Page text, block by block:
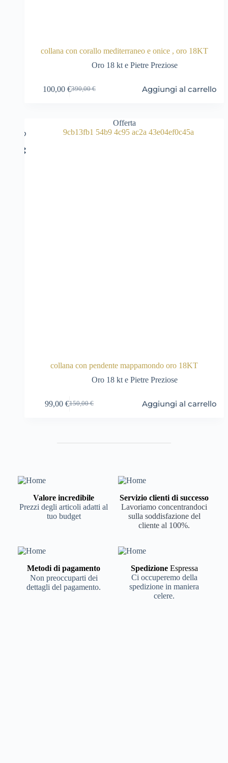
collana con corallo mediterraneo e onice , oro 18KT
Oro 18 kt e Pietre Preziose
390,00€
Il
390,00 €.
100,00 €Il
100,00 €.
Aggiungi al carrello
Offerta
collana con pendente mappamondo oro 18KT
Oro 18 kt e Pietre Preziose
150,00€
Il
150,00 €.
99,00 €Il
99,00 €.
Aggiungi al carrello
Valore incredibile
Prezzi degli articoli adatti al
tuo budget
Servizio clienti di successo
Lavoriamo concentrandoci
sulla soddisfazione del
cliente al 100%.
Metodi di pagamento
Non preoccuparti dei
dettagli del pagamento.
Spedizione Espressa
Ci occuperemo della
spedizione in maniera
celere.